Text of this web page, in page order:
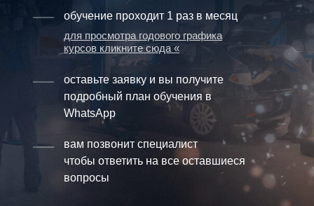
обучение проходит 1 раз в месяц
оставьте заявку и вы получите
подробный план обучения в
WhatsApp
вам позвонит специалист
чтобы ответить на все оставшиеся
вопросы
для просмотра годового графика
курсов кликните сюда «